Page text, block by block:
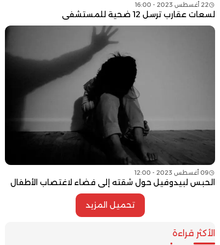
22 أغسطس 2023 - 16:00
لسعات عقارب ترسل 12 ضحية للمستشفى
09 أغسطس 2023 - 12:00
الحبس لبيدوفيل حول شقته إلى فضاء لاغتصاب الأطفال
تحميل المزيد
الأكثر قراءة